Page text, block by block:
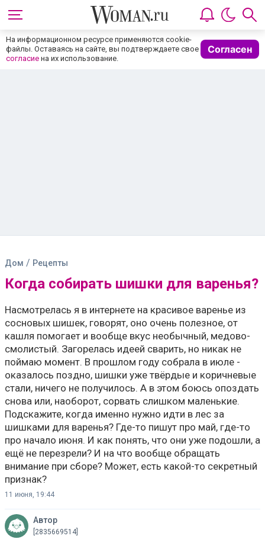
На информационном ресурсе применяются cookie-
файлы. Оставаясь на сайте, вы подтверждаете свое
согласие на их использование.
Согласен
Дом / Рецепты
Когда собирать шишки для варенья?
Насмотрелась я в интернете на красивое варенье из
сосновых шишек, говорят, оно очень полезное, от
кашля помогает и вообще вкус необычный, медово-
смолистый. Загорелась идеей сварить, но никак не
поймаю момент. В прошлом году собрала в июле -
оказалось поздно, шишки уже твёрдые и коричневые
стали, ничего не получилось. А в этом боюсь опоздать
снова или, наоборот, сорвать слишком маленькие.
Подскажите, когда именно нужно идти в лес за
шишками для варенья? Где-то пишут про май, где-то
про начало июня. И как понять, что они уже подошли, а
ещё не перезрели? И на что вообще обращать
внимание при сборе? Может, есть какой-то секретный
признак?
11 июня, 19:44
Автор
[2835669514]